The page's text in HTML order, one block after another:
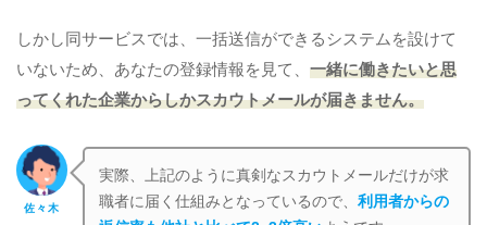
しかし同サービスでは、一括送信ができるシステムを設けて
いないため、あなたの登録情報を見て、 一緒に働きたいと思
ってくれた企業からしかスカウトメールが届きません。
佐々木
実際、上記のように真剣なスカウトメールだけが求
職者に届く仕組みとなっているので、利用者からの